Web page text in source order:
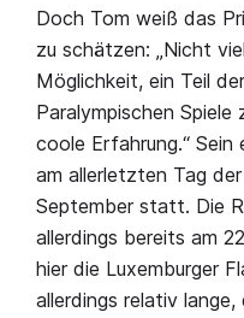
Doch Tom weiß das
zu schätzen: „Nicht
Möglichkeit, ein Teil
Paralympischen
coole Erfahrung.“
am allerletzten Tag
September statt. Die
allerdings bereits am
hier die Luxemburger
allerdings relativ